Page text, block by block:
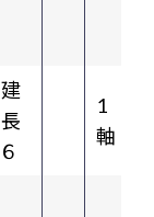
建
長
６
1
軸